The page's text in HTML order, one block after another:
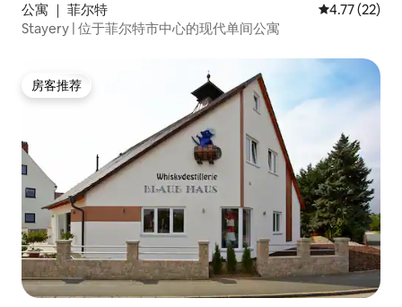
公寓 ｜ 菲尔特 平均评分
4.77 (22)
Stayery | 位于菲尔特市中心的现代单间公寓
房客推荐
房客推荐